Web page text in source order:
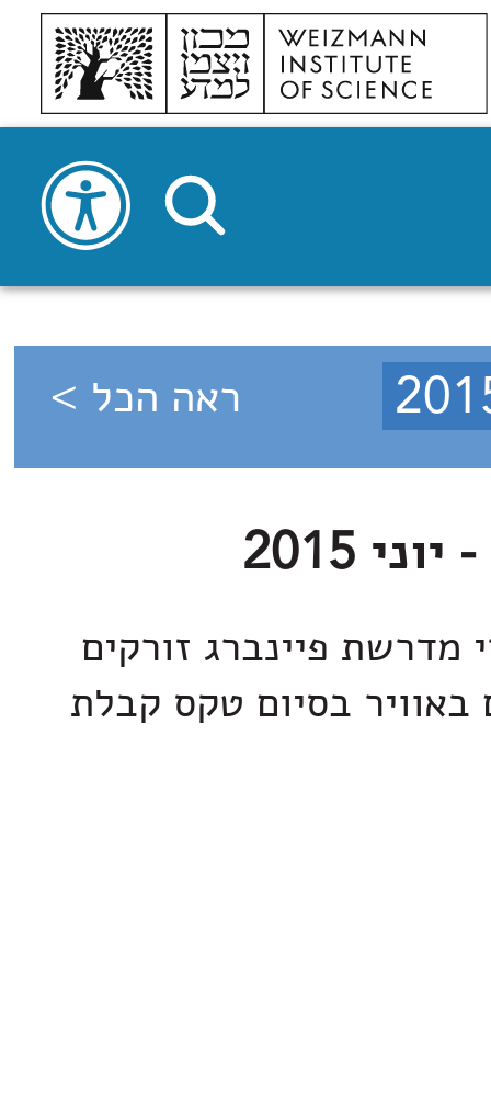
ראה הכל >
מדרשת פיינברג זורקים
באוויר בסיום טקס קבלת